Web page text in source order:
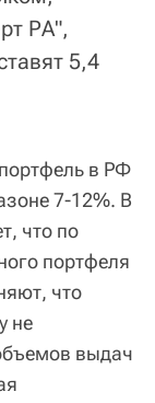
РА",
5,4
в РФ
7-12%. В
что по
портфеля
что
не
выдач